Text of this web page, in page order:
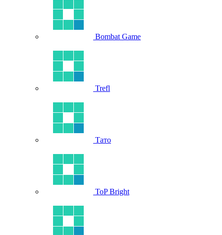
Bombat Game
Trefl
Тато
ToP Bright